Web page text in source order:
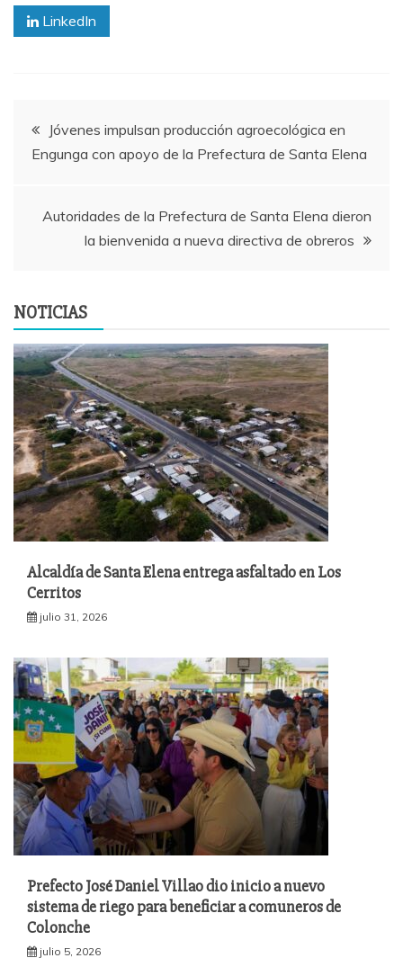
LinkedIn
Navegación
de
entradas
Jóvenes impulsan producción agroecológica en
Engunga con apoyo de la Prefectura de Santa Elena
Autoridades de la Prefectura de Santa Elena dieron
la bienvenida a nueva directiva de obreros
NOTICIAS
Alcaldía de Santa Elena entrega asfaltado en Los
Cerritos
julio 31, 2026
Prefecto José Daniel Villao dio inicio a nuevo
sistema de riego para beneficiar a comuneros de
Colonche
julio 5, 2026